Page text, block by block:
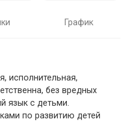
График
исполнительная,
без вредных
язык с детьми.
по развитию детей